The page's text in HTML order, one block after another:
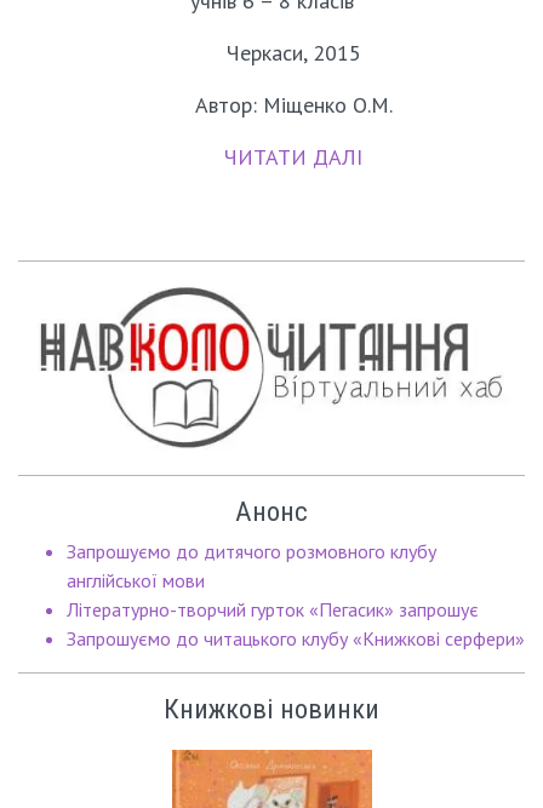
Черкаси, 2015
Автор: Міщенко О.М.
ЧИТАТИ ДАЛІ
Анонс
Запрошуємо до дитячого розмовного клубу
англійської мови
Літературно-творчий гурток «Пегасик» запрошує
Запрошуємо до читацького клубу «Книжкові серфери»
Книжкові новинки